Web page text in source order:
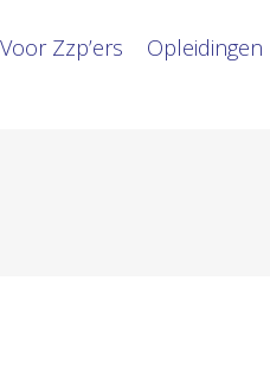
Voor Zzp’ers
Opleidingen